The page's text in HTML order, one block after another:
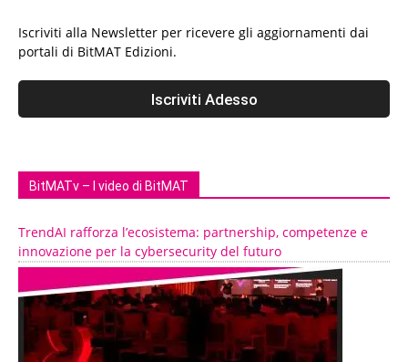
Iscriviti alla Newsletter per ricevere gli aggiornamenti dai
portali di BitMAT Edizioni.
BitMATv – I video di BitMAT
TrendAI rafforza l’ecosistema: partnership, competenze e
innovazione per la cybersecurity del futuro